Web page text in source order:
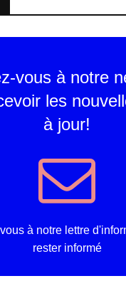
vous à notre
les
à jour!
à notre lettre
rester informé